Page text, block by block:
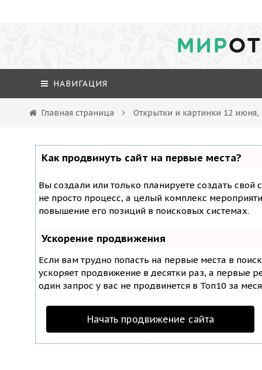
МИР
НАВИГАЦИЯ
Главная страница Открытки и картинки 12
Как продвинуть сайт на первые места?
Вы создали или только планируете создать свой
не просто процесс, а целый комплекс
повышение его позиций в поисковых системах.
Ускорение продвижения
Если вам трудно попасть на первые места в
ускоряет продвижение в десятки раз, а первые
один запрос у вас не продвинется в Топ10 за
Начать продвижение сайта